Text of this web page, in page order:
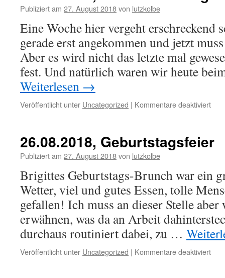
Publiziert am 27. August 2018von lutzkolbe
Eine Woche hier vergeht erschreckend
gerade erst angekommen und jetzt
Aber es wird nicht das letzte mal
fest. Und natürlich waren wir heute
Weiterlesen →
Veröffentlicht unter Uncategorized | Kommentare deaktiviertfür
Tag
26.08.2018, Geburtstagsfeier
Publiziert am 27. August 2018von lutzkolbe
Brigittes Geburtstags-Brunch war ein
Wetter, viel und gutes Essen, tolle
gefallen! Ich muss an dieser Stelle
erwähnen, was da an Arbeit
durchaus routiniert dabei, zu …
Veröffentlicht unter Uncategorized | Kommentare deaktiviertfür